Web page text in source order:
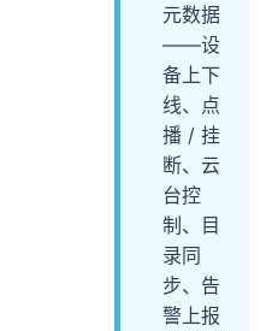
元数据
——设
备上下
线、点
播 / 挂
断、云
台控
制、目
录同
步、告
警上报